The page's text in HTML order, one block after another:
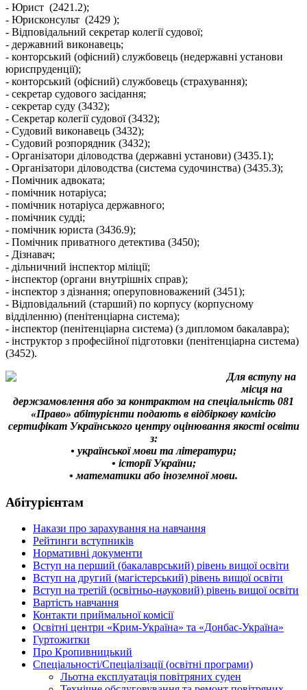
- Юрист (2421.2);
- Юрисконсульт (2429 );
- Відповідальний секретар колегії судової;
- державний виконавець;
- конторський (офісний) службовець (недержавні установи
юриспруденції);
- конторський (офісний) службовець (страхування);
- секретар судового засідання;
- секретар суду (3432);
- Секретар колегії судової (3432);
- Судовий виконавець (3432);
- Судовий розпорядник (3432);
- Організатори діловодства (державні установи) (3435.1);
- Організатори діловодства (система судочинства) (3435.3);
- Помічник адвоката;
- помічник нотаріуса;
- помічник нотаріуса державного;
- помічник судді;
- помічник юриста (3436.9);
- Помічник приватного детектива (3450);
- Дізнавач;
- дільничний інспектор міліції;
- інспектор (органи внутрішніх справ);
- інспектор з дізнання; оперуповноважений (3451);
- Відповідальний (старший) по корпусу (корпусному
відділенню) (пенітенціарна система);
- інспектор (пенітенціарна система) (з дипломом бакалавра);
- інструктор з професійної підготовки (пенітенціарна система)
(3452).
Для вступу на
місця на
держзамовлення або за контрактом на спеціальність 081
«Право» абітурієнти подають в відбіркову комісію
сертифікат Українського центру оцінювання якості освіти
з:
• української мови та літератури;
• історії України;
• математики або іноземної мови.
Абітурієнтам
Накази про зарахування на навчання
Рейтинги вступників
Нормативні документи
Вступ на перший (бакалаврський) рівень вищої освіти
Вступ на другий (магістерський) рівень вищої освіти
Вступ на третій (освітньо-науковий) рівень вищої освіти
Вартість навчання
Контакти приймальної комісії
Освітні центри «Крим-Україна» та «Донбас-Україна»
Гуртожитки
Про Кропивницький
Спеціальності/Спеціалізації (освітні програми)
Льотна експлуатація повітряних суден